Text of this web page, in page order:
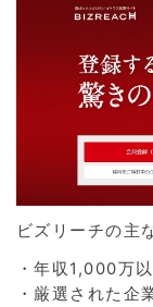
ビズリーチの主
・年収1,000万
・厳選された企